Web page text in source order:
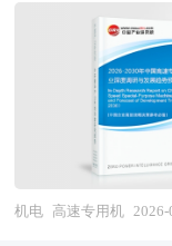
标和发展定位
和产业发展政
化，经济全球
强，产业间的
此，科学预测
业发展和规划
命。园区的具
开发区、科技
等以及近来各
等。 产业园区
分，现在园区
内外产业园区
效地创造聚集力
开，通过结构
对性的高效作
细分领域高端
心属性体现在“
速”并非单纯的
作业过程中，能
机电 高速专用机 2026-